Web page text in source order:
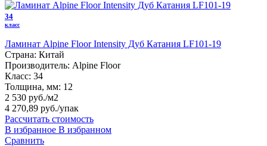
34
класс
Ламинат Alpine Floor Intensity Дуб Катания LF101-19
Страна: Китай
Производитель: Alpine Floor
Класс: 34
Толщина, мм: 12
2 530 руб./м2
4 270,89 руб./упак
Рассчитать стоимость
В избранное В избранном
Сравнить